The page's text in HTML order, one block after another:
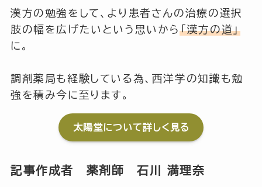
漢方の勉強をして、より患者さんの治療の選択
肢の幅を広げたいという思いから「漢方の道」
に。
調剤薬局も経験している為、西洋学の知識も勉
強を積み今に至ります。
太陽堂について詳しく見る
記事作成者 薬剤師石川 満理奈